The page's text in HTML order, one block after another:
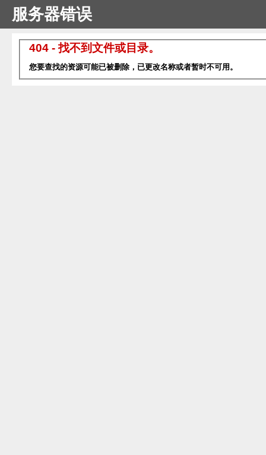
服务器错误
404 - 找不到文件或目录。
您要查找的资源可能已被删除，已更改名称或者暂时不可用。